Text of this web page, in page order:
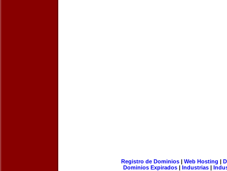
Registro de Dominios| Web Hosting |
Dominios Expirados | Industrias |